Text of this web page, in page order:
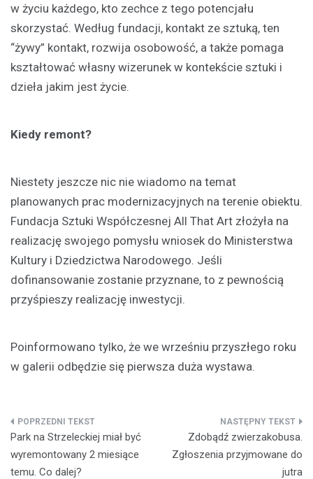
w życiu każdego, kto zechce z tego potencjału
skorzystać. Według fundacji, kontakt ze sztuką, ten
“żywy” kontakt, rozwija osobowość, a także pomaga
kształtować własny wizerunek w kontekście sztuki i
dzieła jakim jest życie.
Kiedy remont?
Niestety jeszcze nic nie wiadomo na temat
planowanych prac modernizacyjnych na terenie obiektu.
Fundacja Sztuki Współczesnej All That Art złożyła na
realizację swojego pomysłu wniosek do Ministerstwa
Kultury i Dziedzictwa Narodowego. Jeśli
dofinansowanie zostanie przyznane, to z pewnością
przyśpieszy realizację inwestycji.
Poinformowano tylko, że we wrześniu przyszłego roku
w galerii odbędzie się pierwsza duża wystawa.
Nawigacja
wpisu
Park na Strzeleckiej miał być
wyremontowany 2 miesiące
temu. Co dalej?
Zdobądź zwierzakobusa.
Zgłoszenia przyjmowane do
jutra